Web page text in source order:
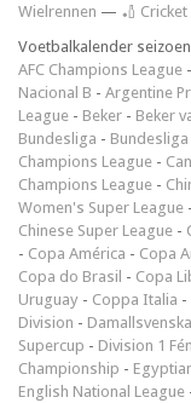
Wielrennen — 🏏 Cricket
Voetbalkalender
AFC Champions League -
Nacional B - Argentine
League - Beker - Beker
Bundesliga - Bundesliga
Champions League -
Champions League -
Women's Super League -
Chinese Super League -
- Copa América - Copa
Copa do Brasil - Copa
Uruguay - Coppa Italia -
Division -
Supercup - Division 1
Championship -
English National League